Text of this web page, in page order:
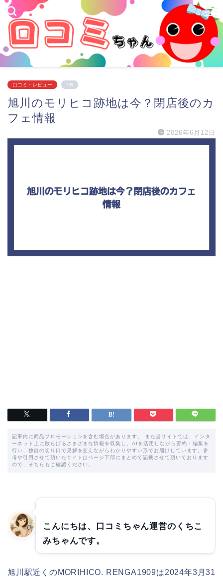
口コミ・レビュー PR
旭川のモリヒコ跡地は今？閉店後のカ
フェ情報
2026年6月12日
記事内に商品プロモーションを含む場合があります。 また当サイトでは、インタ
ーネット上に散らばるさまざまな情報を収集し、AIを活用しながら要約・編集を
行い、独自の切り口で見解を交えながらわかりやすい形でお届けしています。参
考や引用させて頂いたサイトはページ下部にまとめて記載させて頂いております
ので、そちらもご確認ください。
こんにちは、口コミちゃん運営のくちこ
みちゃんです。
旭川駅近くのMORIHICO. RENGA1909は2024年3月31